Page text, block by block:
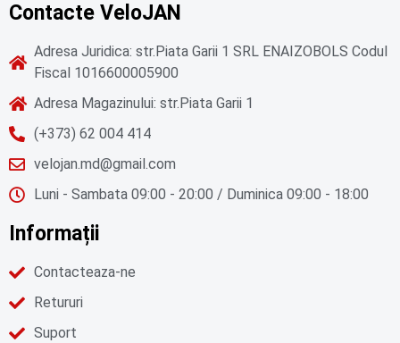
Contacte VeloJAN
Adresa Juridica: str.Piata Garii 1 SRL ENAIZOBOLS Codul
Fiscal 1016600005900
Adresa Magazinului: str.Piata Garii 1
(+373) 62 004 414
velojan.md@gmail.com
Luni - Sambata 09:00 - 20:00 / Duminica 09:00 - 18:00
Informații
Contacteaza-ne
Retururi
Suport